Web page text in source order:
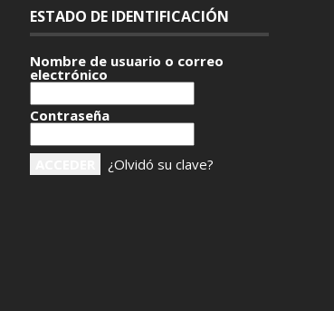
ESTADO DE IDENTIFICACIÓN
Nombre de usuario o correo
electrónico
Contraseña
¿Olvidó su clave?